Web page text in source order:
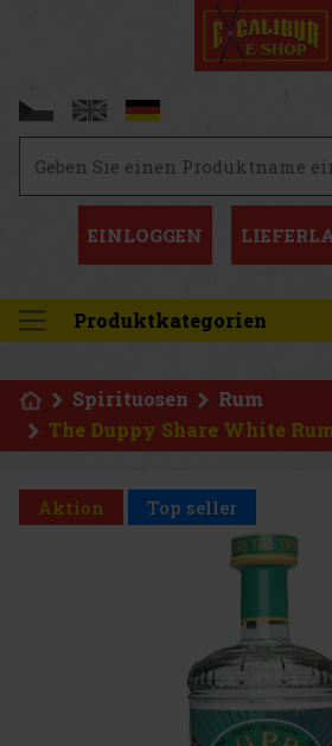
EINLOGGEN
Produktkategorien
Spirituosen
Rum
The Duppy Share White
Aktion Top seller